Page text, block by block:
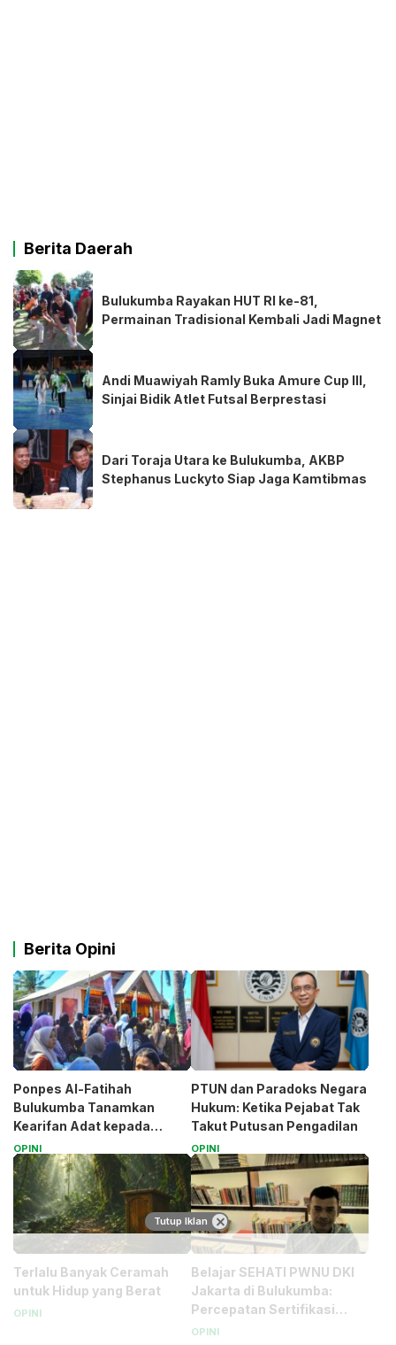
Berita Daerah
Bulukumba Rayakan HUT RI ke-81,
Permainan Tradisional Kembali Jadi Magnet
Andi Muawiyah Ramly Buka Amure Cup III,
Sinjai Bidik Atlet Futsal Berprestasi
Dari Toraja Utara ke Bulukumba, AKBP
Stephanus Luckyto Siap Jaga Kamtibmas
Berita Opini
Ponpes Al-Fatihah
Bulukumba Tanamkan
Kearifan Adat kepada
Santri (Bagian 1)
OPINI
PTUN dan Paradoks Negara
Hukum: Ketika Pejabat Tak
Takut Putusan Pengadilan
OPINI
Terlalu Banyak Ceramah
untuk Hidup yang Berat
OPINI
Belajar SEHATI PWNU DKI
Jakarta di Bulukumba:
Percepatan Sertifikasi
Halal Bagi UMK
OPINI
Tutup Iklan